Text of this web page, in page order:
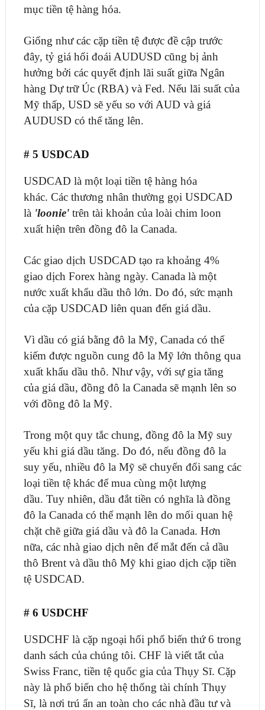
mục tiền tệ hàng hóa.
Giống như các cặp tiền tệ được đề cập trước
đây, tỷ giá hối đoái AUDUSD cũng bị ảnh
hưởng bởi các quyết định lãi suất giữa Ngân
hàng Dự trữ Úc (RBA) và Fed. Nếu lãi suất của
Mỹ thấp, USD sẽ yếu so với AUD và giá
AUDUSD có thể tăng lên.
# 5 USDCAD
USDCAD là một loại tiền tệ hàng hóa
khác. Các thương nhân thường gọi USDCAD
là 'loonie' trên tài khoản của loài chim loon
xuất hiện trên đồng đô la Canada.
Các giao dịch USDCAD tạo ra khoảng 4%
giao dịch Forex hàng ngày. Canada là một
nước xuất khẩu dầu thô lớn. Do đó, sức mạnh
của cặp USDCAD liên quan đến giá dầu.
Vì dầu có giá bằng đô la Mỹ, Canada có thể
kiếm được nguồn cung đô la Mỹ lớn thông qua
xuất khẩu dầu thô. Như vậy, với sự gia tăng
của giá dầu, đồng đô la Canada sẽ mạnh lên so
với đồng đô la Mỹ.
Trong một quy tắc chung, đồng đô la Mỹ suy
yếu khi giá dầu tăng. Do đó, nếu đồng đô la
suy yếu, nhiều đô la Mỹ sẽ chuyển đổi sang các
loại tiền tệ khác để mua cùng một lượng
dầu. Tuy nhiên, dầu đắt tiền có nghĩa là đồng
đô la Canada có thể mạnh lên do mối quan hệ
chặt chẽ giữa giá dầu và đô la Canada. Hơn
nữa, các nhà giao dịch nên để mắt đến cả dầu
thô Brent và dầu thô Mỹ khi giao dịch cặp tiền
tệ USDCAD.
# 6 USDCHF
USDCHF là cặp ngoại hối phổ biến thứ 6 trong
danh sách của chúng tôi. CHF là viết tắt của
Swiss Franc, tiền tệ quốc gia của Thụy Sĩ. Cặp
này là phổ biến cho hệ thống tài chính Thụy
Sĩ, là nơi trú ẩn an toàn cho các nhà đầu tư và